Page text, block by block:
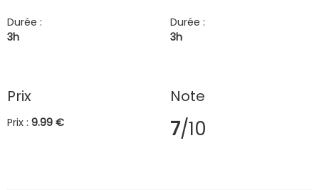
Durée :
3h
Durée :
3h
Prix
Prix : 9.99 €
Note
7/10